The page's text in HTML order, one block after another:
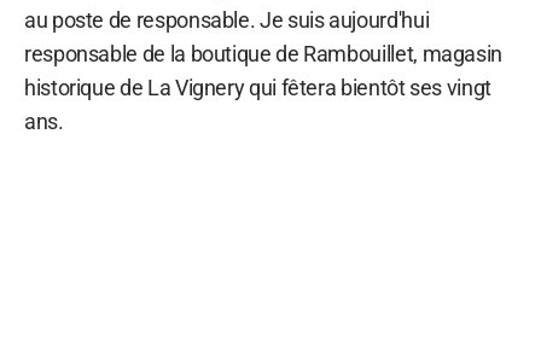
au poste de responsable. Je suis aujourd'hui
responsable de la boutique de Rambouillet, magasin
historique de La Vignery qui fêtera bientôt ses vingt
ans.